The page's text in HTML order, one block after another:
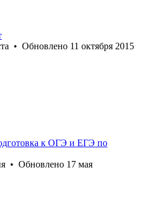
• Обновлено 11 октября 2015
к ОГЭ и ЕГЭ по
• Обновлено 17 мая